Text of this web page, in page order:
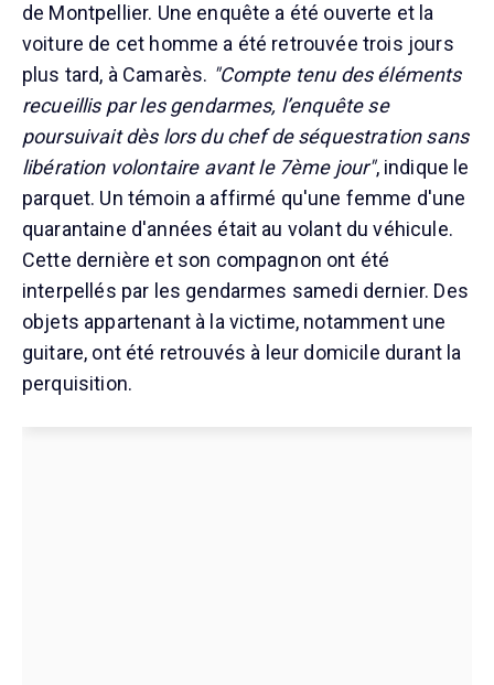
de Montpellier. Une enquête a été ouverte et la
voiture de cet homme a été retrouvée trois jours
plus tard, à Camarès. "Compte tenu des éléments
recueillis par les gendarmes, l’enquête se
poursuivait dès lors du chef de séquestration sans
libération volontaire avant le 7ème jour", indique le
parquet. Un témoin a affirmé qu'une femme d'une
quarantaine d'années était au volant du véhicule.
Cette dernière et son compagnon ont été
interpellés par les gendarmes samedi dernier. Des
objets appartenant à la victime, notamment une
guitare, ont été retrouvés à leur domicile durant la
perquisition.